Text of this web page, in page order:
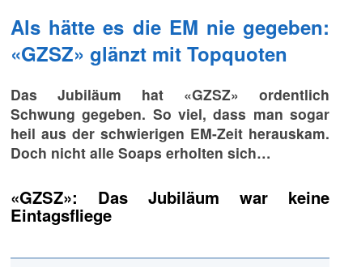
Als hätte es die EM nie gegeben:
«GZSZ» glänzt mit Topquoten
Das Jubiläum hat «GZSZ» ordentlich
Schwung gegeben. So viel, dass man sogar
heil aus der schwierigen EM-Zeit herauskam.
Doch nicht alle Soaps erholten sich…
«GZSZ»: Das Jubiläum war keine
Eintagsfliege